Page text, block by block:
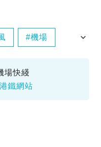
機場
場快綫
鐵網站